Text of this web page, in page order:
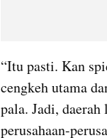
“Itu pasti. Kan
cengkeh utama
pala. Jadi,
perusahaan-